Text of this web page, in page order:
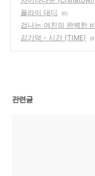
플라이 대디 (0)
겁나는 여친의 완벽한
friend)
(0)
김기덕 - 시간 (TIME)
관련글